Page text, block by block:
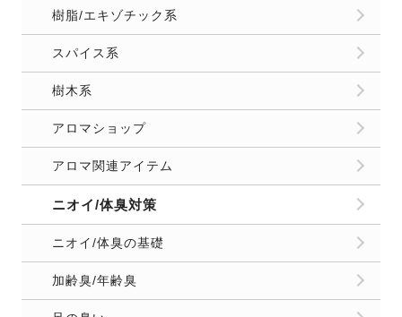
樹脂/エキゾチック系
スパイス系
樹木系
アロマショップ
アロマ関連アイテム
ニオイ/体臭対策
ニオイ/体臭の基礎
加齢臭/年齢臭